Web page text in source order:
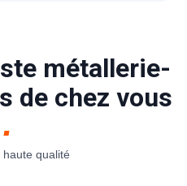
métallerie-
de chez vous
haute qualité